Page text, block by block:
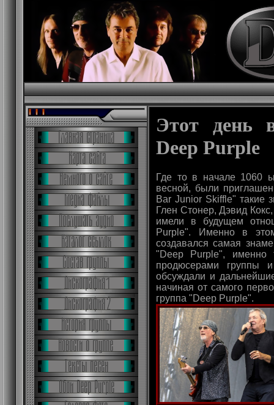
Этот день
Deep Purple
Где то в начале 1060
весной, были
Bar Junior Skiffle" такие
Глен Стонер, Дэвид
имели в будущем
Purple". Именно в
создавался самая
"Deep Purple", именно
продюсерами группы
обсуждали и
начиная от самого
группа "Deep Purple".